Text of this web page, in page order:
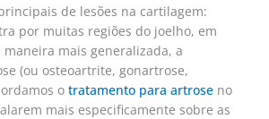
de lesões na cartilagem:
por muitas regiões do joelho, em
mais generalizada, a
(ou osteoartrite, gonartrose,
o tratamento para artrose no
mais especificamente sobre as